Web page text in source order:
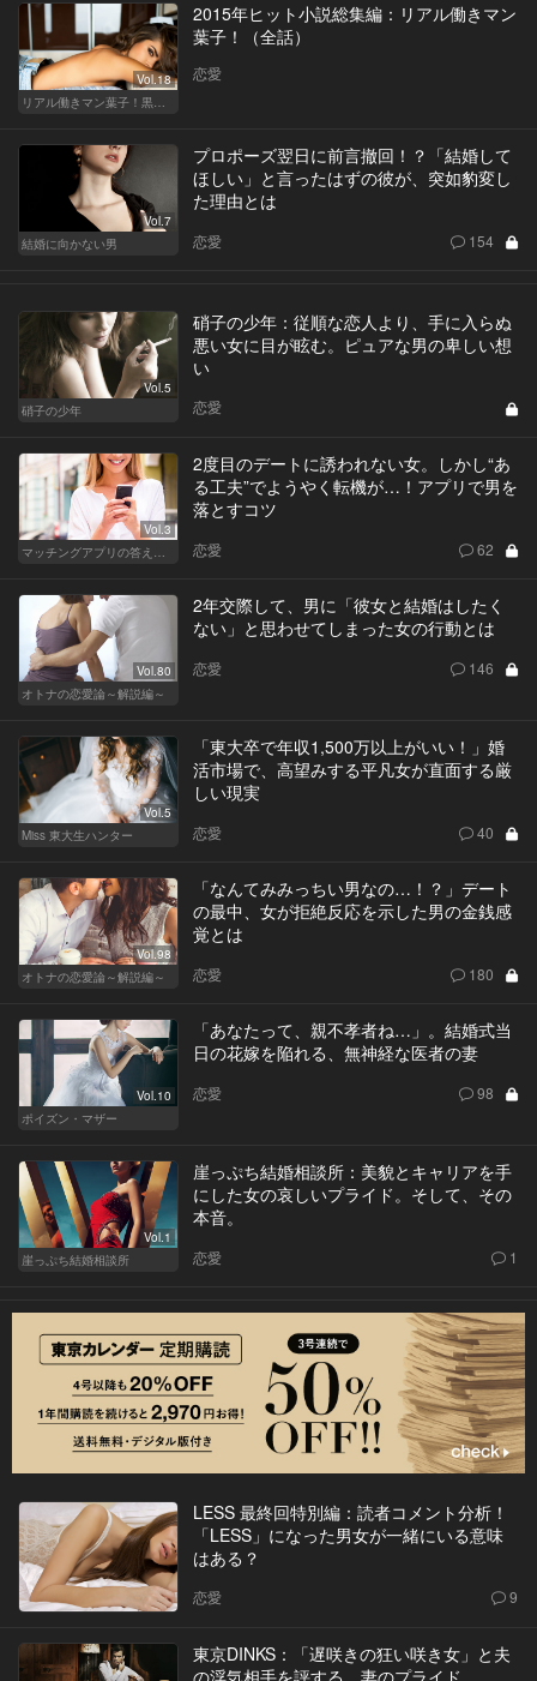
Vol.18
リアル働きマン葉子！黒革の編集手帳 written by 内埜さくら
2015年ヒット小説総集編：リアル働きマン
葉子！（全話）
恋愛
Vol.7
結婚に向かない男
プロポーズ翌日に前言撤回！？「結婚して
ほしい」と言ったはずの彼が、突如豹変し
た理由とは
恋愛 154
Vol.5
硝子の少年
硝子の少年：従順な恋人より、手に入らぬ
悪い女に目が眩む。ピュアな男の卑しい想
い
恋愛
Vol.3
マッチングアプリの答えあわせ【A】～SEASON2～
2度目のデートに誘われない女。しかし“あ
る工夫”でようやく転機が…！アプリで男を
落とすコツ
恋愛 62
Vol.80
オトナの恋愛論～解説編～
2年交際して、男に「彼女と結婚はしたく
ない」と思わせてしまった女の行動とは
恋愛 146
Vol.5
Miss 東大生ハンター
「東大卒で年収1,500万以上がいい！」婚
活市場で、高望みする平凡女が直面する厳
しい現実
恋愛 40
Vol.98
オトナの恋愛論～解説編～
「なんてみみっちい男なの…！？」デート
の最中、女が拒絶反応を示した男の金銭感
覚とは
恋愛 180
Vol.10
ポイズン・マザー
「あなたって、親不孝者ね…」。結婚式当
日の花嫁を陥れる、無神経な医者の妻
恋愛 98
Vol.1
崖っぷち結婚相談所
崖っぷち結婚相談所：美貌とキャリアを手
にした女の哀しいプライド。そして、その
本音。
恋愛 1
LESS 最終回特別編：読者コメント分析！
「LESS」になった男女が一緒にいる意味
はある？
恋愛 9
東京DINKS：「遅咲きの狂い咲き女」と夫
の浮気相手を評する、妻のプライド